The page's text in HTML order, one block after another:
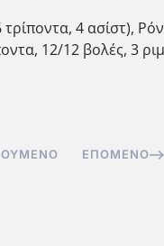
4 ασίστ),
12/12 βολές, 3
ΕΠΌΜΕΝΟ